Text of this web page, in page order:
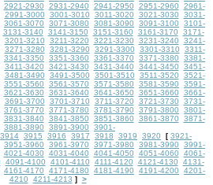
2921-2930 2931-2940 2941-2950 2951-2960
2961-
2991-3000 3001-3010 3011-3020 3021-3030
3031-
3061-3070 3071-3080 3081-3090 3091-3100
3101-
3131-3140 3141-3150 3151-3160 3161-3170
3171-
3201-3210 3211-3220 3221-3230 3231-3240
3241-
3271-3280 3281-3290 3291-3300 3301-3310
3311-
3341-3350 3351-3360 3361-3370 3371-3380
3381-
3411-3420 3421-3430 3431-3440 3441-3450
3451-
3481-3490 3491-3500 3501-3510 3511-3520
3521-
3551-3560 3561-3570 3571-3580 3581-3590
3591-
3621-3630 3631-3640 3641-3650 3651-3660
3661-
3691-3700 3701-3710 3711-3720 3721-3730
3731-
3761-3770 3771-3780 3781-3790 3791-3800
3801-
3831-3840 3841-3850 3851-3860 3861-3870
3871-
3881-3890 3891-3900
3901-
3914 3915 3916 3917 3918 3919 3920 [ 3921-
3951-3960 3961-3970 3971-3980 3981-3990
3991-
4021-4030 4031-4040 4041-4050 4051-4060
4061-
4091-4100 4101-4110 4111-4120 4121-4130
4131-
4161-4170 4171-4180 4181-4190 4191-4200
4201-
4210
4211-4213 ] >